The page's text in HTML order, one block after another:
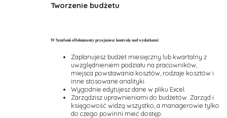
Tworzenie budżetu
W Symfonii eDokumenty przejmiesz kontrolę nad wydatkami:
Zaplanujesz budżet miesięczny lub kwartalny z
uwzględnieniem podziału na pracowników,
miejsca powstawania kosztów, rodzaje kosztów i
inne stosowane analityki.
Wygodnie edytujesz dane w pliku Excel.
Zarządzisz uprawnieniami do budżetów. Zarząd i
księgowość widzą wszystko, a managerowie tylko
do czego powinni mieć dostęp.